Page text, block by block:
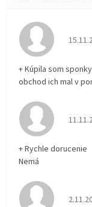
+ Kúpila som
obchod ich mal v
+ Rychle dorucenie
Nemá